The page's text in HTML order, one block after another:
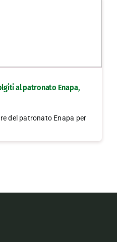
al patronato Enapa,
del patronato Enapa per